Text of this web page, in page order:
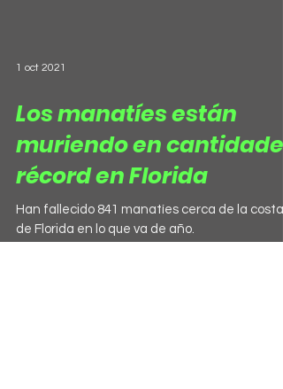
1 oct 2021
Los manatíes están
muriendo en cantidades
récord en Florida
Han fallecido 841 manatíes cerca de la costa
de Florida en lo que va de año.